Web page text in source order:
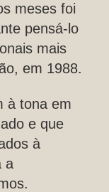
meses foi
pensá-lo
mais
em 1988.
à tona em
e que
à
a